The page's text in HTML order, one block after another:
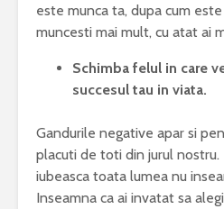
este munca ta, dupa cum
muncesti mai mult, cu atat ai
Schimba felul in care
succesul tau in viata.
Gandurile negative apar si
placuti de toti din jurul nostru.
iubeasca toata lumea nu
Inseamna ca ai invatat sa